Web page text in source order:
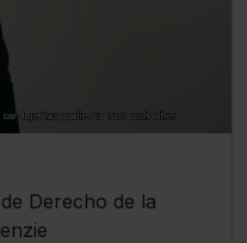
Derecho de la